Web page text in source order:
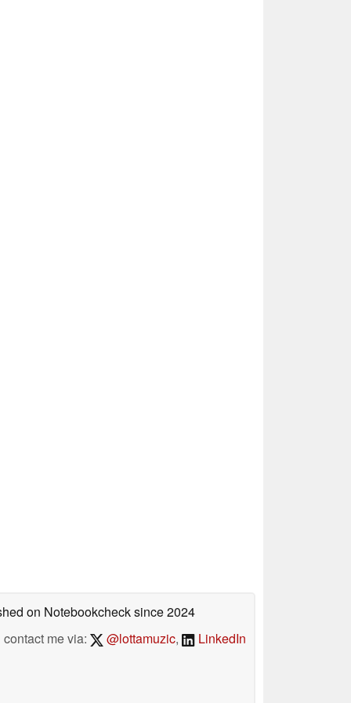
on Notebookchecksince 2024
contact me via:
@lottamuzic, LinkedIn